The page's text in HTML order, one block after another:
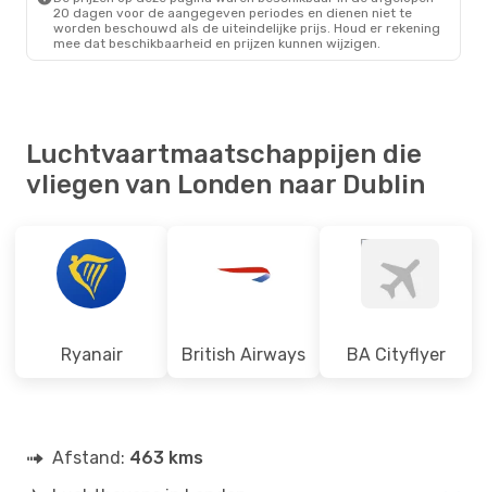
20 dagen voor de aangegeven periodes en dienen niet te
worden beschouwd als de uiteindelijke prijs. Houd er rekening
mee dat beschikbaarheid en prijzen kunnen wijzigen.
Luchtvaartmaatschappijen die
vliegen van Londen naar Dublin
Ryanair British Airways BA Cityflyer
Afstand: 463 kms